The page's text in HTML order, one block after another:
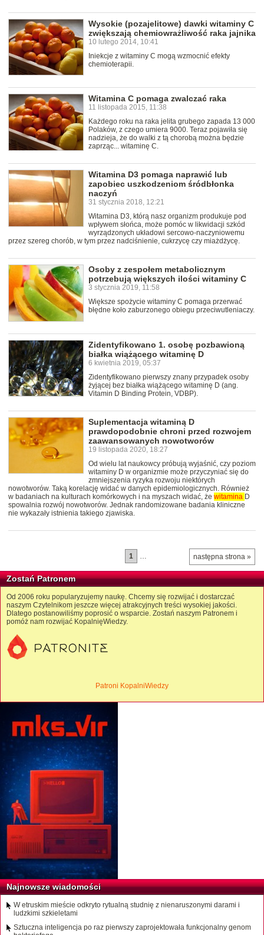
Wysokie (pozajelitowe) dawki witaminy C
zwiększają chemiowrażliwość raka jajnika
10 lutego 2014, 10:41
Iniekcje z witaminy C mogą wzmocnić efekty
chemioterapii.
Witamina C pomaga zwalczać raka
11 listopada 2015, 11:38
Każdego roku na raka jelita grubego zapada 13 000
Polaków, z czego umiera 9000. Teraz pojawiła się
nadzieja, że do walki z tą chorobą można będzie
zaprząc... witaminę C.
Witamina D3 pomaga naprawić lub
zapobiec uszkodzeniom śródbłonka
naczyń
31 stycznia 2018, 12:21
Witamina D3, którą nasz organizm produkuje pod
wpływem słońca, może pomóc w likwidacji szkód
wyrządzonych układowi sercowo-naczyniowemu
przez szereg chorób, w tym przez nadciśnienie, cukrzycę czy miażdżycę.
Osoby z zespołem metabolicznym
potrzebują większych ilości witaminy C
3 stycznia 2019, 11:58
Większe spożycie witaminy C pomaga przerwać
błędne koło zaburzonego obiegu przeciwutleniaczy.
Zidentyfikowano 1. osobę pozbawioną
białka wiążącego witaminę D
6 kwietnia 2019, 05:37
Zidentyfikowano pierwszy znany przypadek osoby
żyjącej bez białka wiążącego witaminę D (ang.
Vitamin D Binding Protein, VDBP).
Suplementacja witaminą D
prawdopodobnie chroni przed rozwojem
zaawansowanych nowotworów
19 listopada 2020, 18:27
Od wielu lat naukowcy próbują wyjaśnić, czy poziom
witaminy D w organizmie może przyczyniać się do
zmniejszenia ryzyka rozwoju niektórych
nowotworów. Taką korelację widać w danych epidemiologicznych. Również
w badaniach na kulturach komórkowych i na myszach widać, że witamina D
spowalnia rozwój nowotworów. Jednak randomizowane badania kliniczne
nie wykazały istnienia takiego zjawiska.
następna strona »
1 …
Zostań Patronem
Od 2006 roku popularyzujemy naukę. Chcemy się rozwijać i dostarczać
naszym Czytelnikom jeszcze więcej atrakcyjnych treści wysokiej jakości.
Dlatego postanowiliśmy poprosić o wsparcie. Zostań naszym Patronem i
pomóż nam rozwijać KopalnięWiedzy.
Patroni KopalniWiedzy
Najnowsze wiadomości
W etruskim mieście odkryto rytualną studnię z nienaruszonymi darami i
ludzkimi szkieletami
Sztuczna inteligencja po raz pierwszy zaprojektowała funkcjonalny genom